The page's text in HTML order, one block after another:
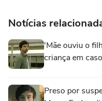
Notícias
'Mãe ouviu o
criança em
Preso por